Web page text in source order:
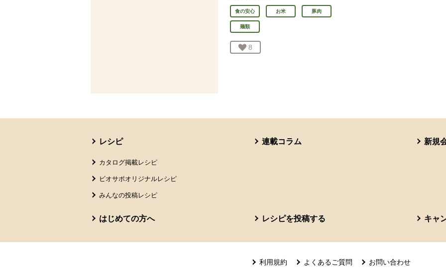
食の安心 お米 豚肉
麺類
お気に入り登録：
8
レシピ
カタログ掲載レシピ
ビオサポオリジナルレシピ
みんなの投稿レシピ
連載コラム 新規
はじめての方へ レシピを投稿する キャ
利用規約 よくあるご質問 お問い合わせ